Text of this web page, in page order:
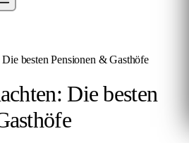
besten Pensionen & Gasthöfe
Die besten